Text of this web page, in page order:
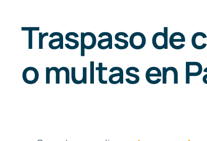
Traspaso de
o multas en